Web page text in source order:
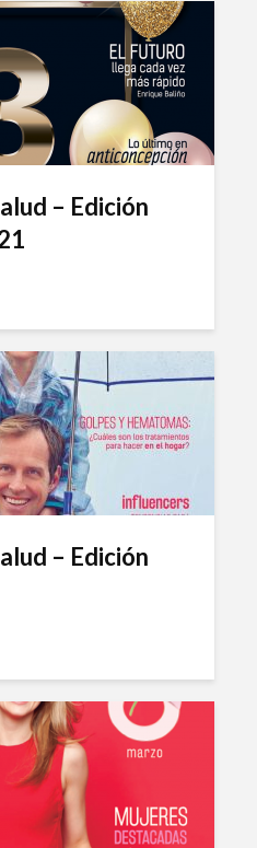
– Edición
– Edición